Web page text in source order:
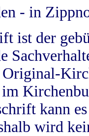
- in
ist der
kann
wird